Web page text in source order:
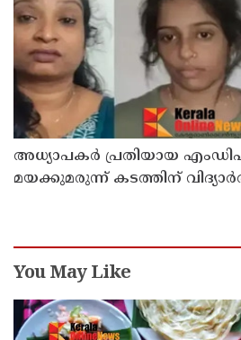
അധ്യാപകര്‍ പ്രതിയായ
മയക്കുമരുന്ന് കടത്തിന്
You May Like